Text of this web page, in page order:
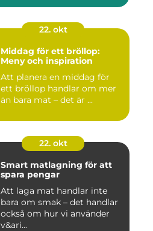
22. okt
Middag för ett bröllop:
Meny och inspiration
Att planera en middag för
ett bröllop handlar om mer
än bara mat – det är ...
22. okt
Smart matlagning för att
spara pengar
Att laga mat handlar inte
bara om smak – det handlar
också om hur vi använder
v&ari...